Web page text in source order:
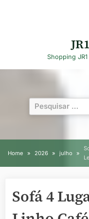
Shopping
Pesquisar
por:
Home 2026 julho
Sofá 4